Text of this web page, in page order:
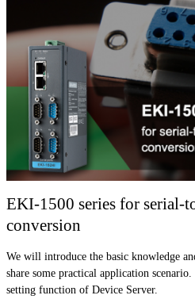
EKI-1500 series for serial-
conversion
We will introduce the basic knowledge
share some practical application
setting function of Device Server.